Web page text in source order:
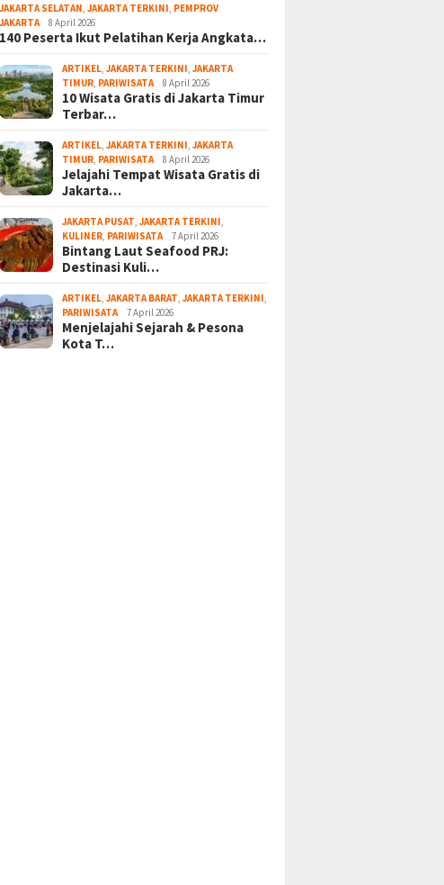
JAKARTA SELATAN ,JAKARTA TERKINI PEMPROV
JAKARTA
8 April 2026
140 Peserta Ikut Pelatihan Kerja Angkata…
ARTIKEL ,JAKARTA TERKINI ,JAKARTA
TIMUR PARIWISATA 8 April 2026
10 Wisata Gratis di Jakarta Timur
Terbar…
ARTIKEL ,JAKARTA TERKINI ,JAKARTA
TIMUR PARIWISATA 8 April 2026
Jelajahi Tempat Wisata Gratis di
Jakarta…
JAKARTA PUSAT ,JAKARTA TERKINI
KULINER PARIWISATA 7 April 2026
Bintang Laut Seafood PRJ:
Destinasi Kuli…
ARTIKEL ,JAKARTA BARAT ,JAKARTA TERKINI
PARIWISATA
7 April 2026
Menjelajahi Sejarah & Pesona
Kota T…